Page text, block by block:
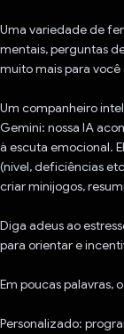
Uma variedade de
mentais, perguntas
muito mais para
Um companheiro
Gemini: nossa IA
à escuta emocional.
(nível, deficiências
criar minijogos,
Diga adeus ao
para orientar e
Em poucas palavras,
Personalizado: